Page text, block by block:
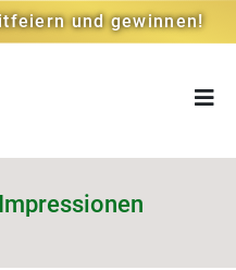
und gewinnen!